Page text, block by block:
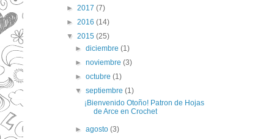
► 2017 (7)
► 2016 (14)
▼ 2015 (25)
►diciembre (1)
►noviembre (3)
►octubre (1)
▼ septiembre (1)
¡Bienvenido Otoño! Patron de Hojas
de Arce en Crochet
►agosto (3)